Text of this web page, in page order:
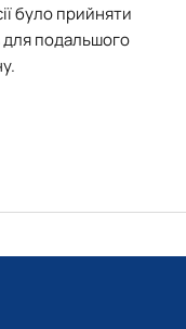
було прийняти
для подальшого